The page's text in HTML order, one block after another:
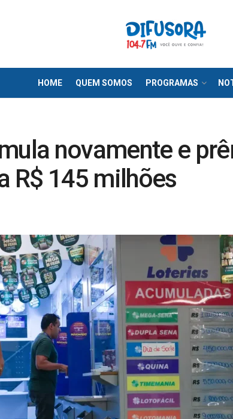
HOME QUEM SOMOS PROGRAMAS
novamente e
R$ 145 milhões